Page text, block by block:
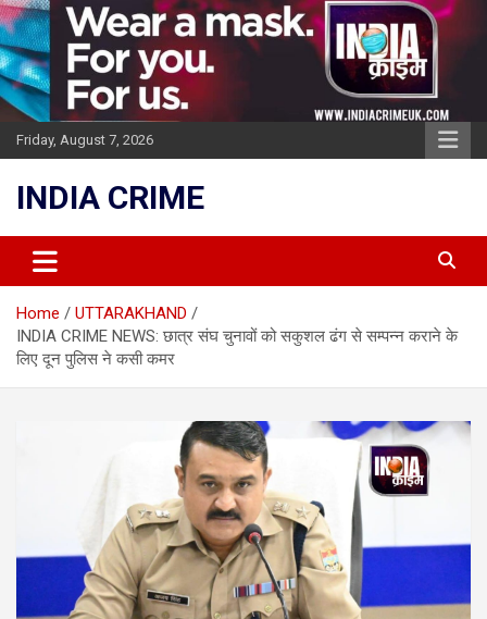
Skip
to
content
Friday, August 7, 2026
INDIA CRIME
Home
UTTARAKHAND
INDIA CRIME NEWS: छात्र संघ चुनावों को सकुशल ढंग से सम्पन्न कराने के
लिए दून पुलिस ने कसी कमर